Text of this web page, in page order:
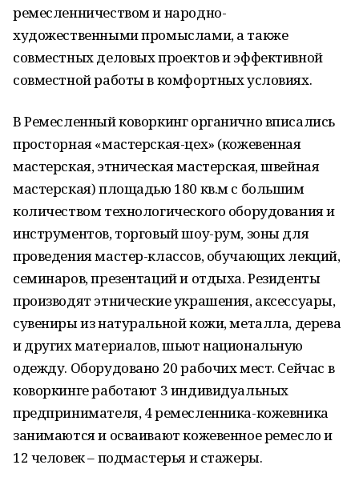
ремесленничеством и народно-
художественными промыслами, а также
совместных деловых проектов и эффективной
совместной работы в комфортных условиях.
В Ремесленный коворкинг органично вписались
просторная «мастерская-цех» (кожевенная
мастерская, этническая мастерская, швейная
мастерская) площадью 180 кв.м с большим
количеством технологического оборудования и
инструментов, торговый шоу-рум, зоны для
проведения мастер-классов, обучающих лекций,
семинаров, презентаций и отдыха. Резиденты
производят этнические украшения, аксессуары,
сувениры из натуральной кожи, металла, дерева
и других материалов, шьют национальную
одежду. Оборудовано 20 рабочих мест. Сейчас в
коворкинге работают 3 индивидуальных
предпринимателя, 4 ремесленника-кожевника
занимаются и осваивают кожевенное ремесло и
12 человек – подмастерья и стажеры.